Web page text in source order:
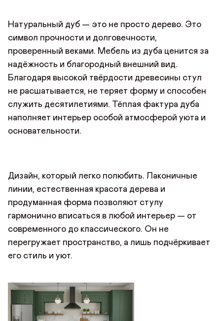
Натуральный дуб — это не просто дерево. Это
символ прочности и долговечности,
проверенный веками. Мебель из дуба ценится за
надёжность и благородный внешний вид.
Благодаря высокой твёрдости древесины стул
не расшатывается, не теряет форму и способен
служить десятилетиями. Тёплая фактура дуба
наполняет интерьер особой атмосферой уюта и
основательности.
Дизайн, который легко полюбить. Лаконичные
линии, естественная красота дерева и
продуманная форма позволяют стулу
гармонично вписаться в любой интерьер — от
современного до классического. Он не
перегружает пространство, а лишь подчёркивает
его стиль и уют.
АВТОРИЗАЦИЯ/
РЕГИСТРАЦИЯ
Авторизуйтесь или зарегистрируйтесь
Телефон
ДОБРО ПОЖАЛОВАТЬ
Имя*
Предпочтительный способ связи*
Имя КУПИТЬ В ОДИН КЛИК
Имя
Телефон